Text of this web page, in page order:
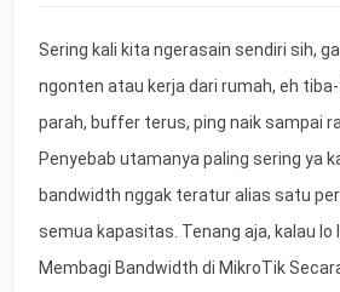
Sering kali kita ngerasain sendiri sih,
ngonten atau kerja dari rumah, eh
parah, buffer terus, ping naik sampai
Penyebab utamanya paling sering ya
bandwidth nggak teratur alias satu
semua kapasitas. Tenang aja, kalau lo
Membagi Bandwidth di MikroTik